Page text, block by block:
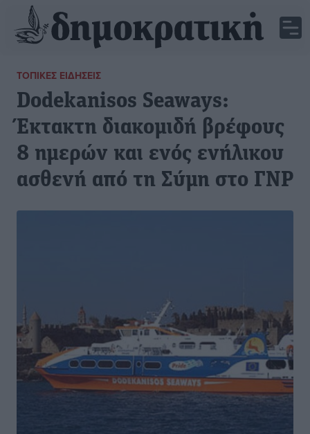
ΤΟΠΙΚΈΣ ΕΙΔΉΣΕΙΣ
Dodekanisos Seaways:
Έκτακτη διακομιδή βρέφους
8 ημερών και ενός ενήλικου
ασθενή από τη Σύμη στο ΓΝΡ